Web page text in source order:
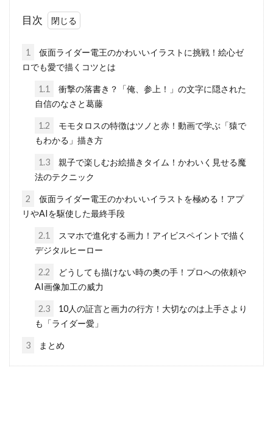
目次
1
仮面ライダー電王のかわいいイラストに挑戦！絵心ゼ
ロでも愛で描くコツとは
1.1
衝撃の落書き？「俺、参上！」の文字に隠された
自信のなさと葛藤
1.2
モモタロスの特徴はツノと赤！動画で学ぶ「猿で
もわかる」描き方
1.3
親子で楽しむお絵描きタイム！かわいく見せる魔
法のテクニック
2
仮面ライダー電王のかわいいイラストを極める！アプ
リやAIを駆使した最終手段
2.1
スマホで進化する画力！アイビスペイントで描く
デジタルヒーロー
2.2
どうしても描けない時の奥の手！プロへの依頼や
AI画像加工の威力
2.3
10人の証言と画力の行方！大切なのは上手さより
も「ライダー愛」
3 まとめ